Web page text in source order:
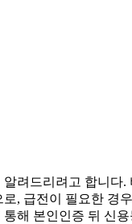
려드리려고 합니다
, 급전이 필요한 경
해 본인인증 뒤 신